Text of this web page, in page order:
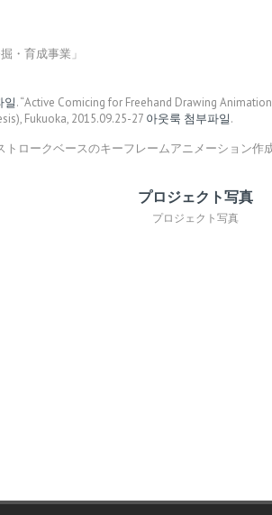
・育成事業」
일. “Active Comicing for Freehand Drawing
Fukuoka, 2015.09.25-27 아웃룩 첨부파일.
ロークベースのキーフレームアニメーション
プロジェクト写真
プロジェクト写真